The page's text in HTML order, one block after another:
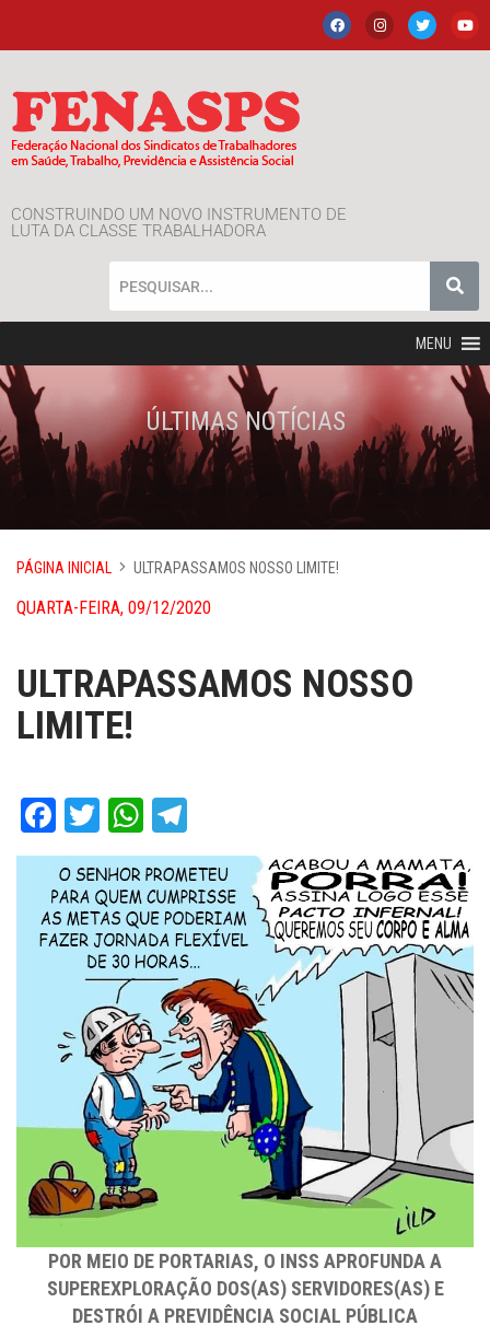
CONSTRUINDO UM NOVO INSTRUMENTO DE
LUTA DA CLASSE TRABALHADORA
MENU
ÚLTIMAS NOTÍCIAS
PÁGINA INICIAL ULTRAPASSAMOS NOSSO LIMITE!
QUARTA-FEIRA, 09/12/2020
ULTRAPASSAMOS NOSSO
LIMITE!
Facebook
TwitterWhatsApp
POR MEIO DE PORTARIAS, O INSS APROFUNDA A
SUPEREXPLORAÇÃO DOS(AS) SERVIDORES(AS) E
DESTRÓI A PREVIDÊNCIA SOCIAL PÚBLICA